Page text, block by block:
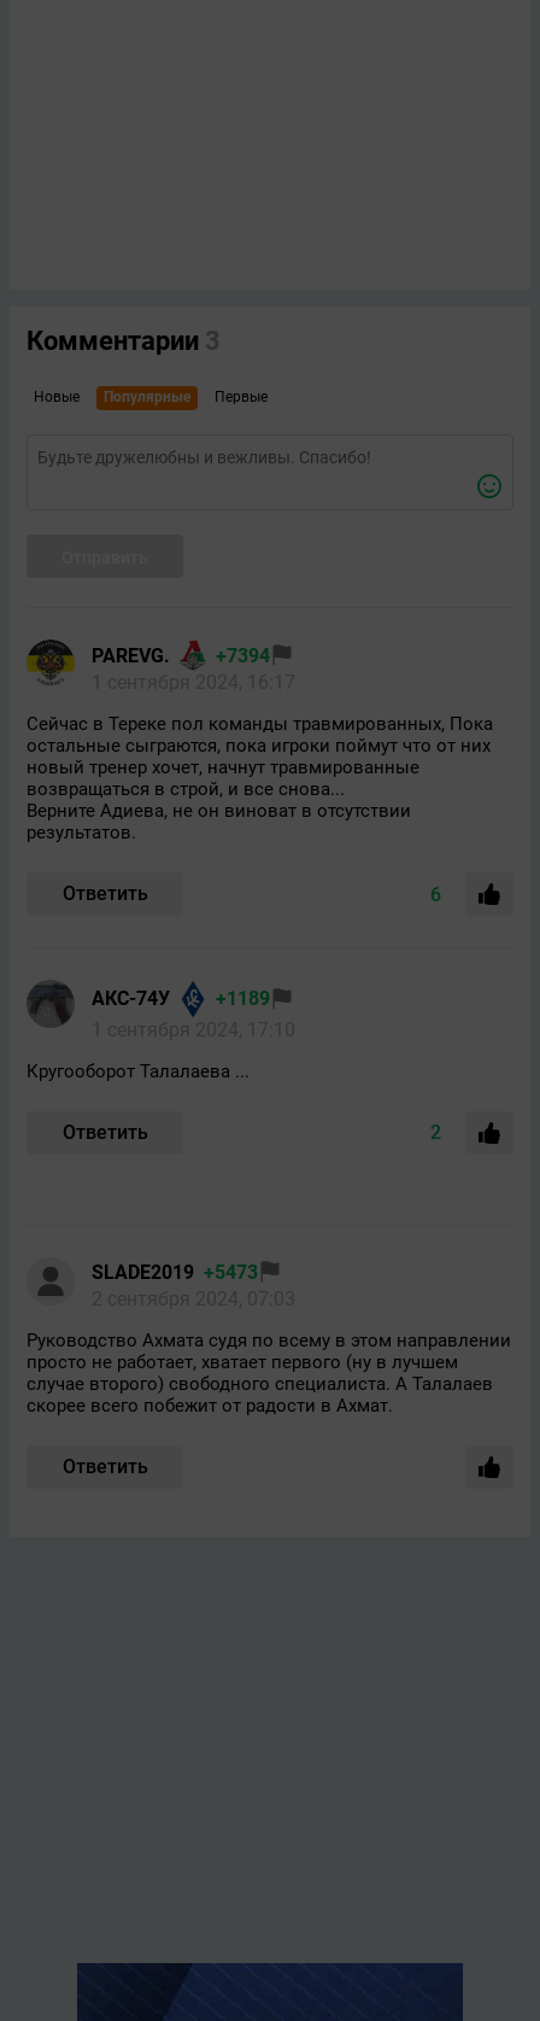
Комментарии 3
Новые Популярные Первые
PAREVG.
+7394
Сейчас в Тереке пол команды травмированных, Пока
остальные сыграются, пока игроки поймут что от них
новый тренер хочет, начнут травмированные
возвращаться в строй, и все снова...
Верните Адиева, не он виноват в отсутствии
результатов.
Ответить 6
АКС-74У
+1189
Кругооборот Талалаева ...
Ответить 2
SLADE2019 +5473
Руководство Ахмата судя по всему в этом направлении
просто не работает, хватает первого (ну в лучшем
случае второго) свободного специалиста. А Талалаев
скорее всего побежит от радости в Ахмат.
Ответить